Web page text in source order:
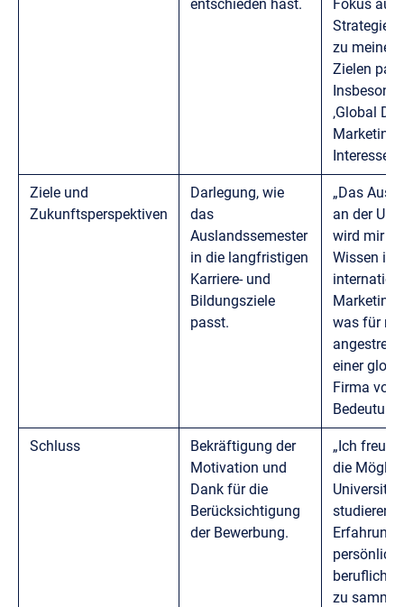
entschieden hast.
Fokus auf
zu meinen
Zielen
‚Global
Interesse
Ziele und
Zukunftsperspektiven
Darlegung, wie
das
Auslandssemester
in die langfristigen
Karriere- und
Bildungsziele
passt.
„Das
an der
wird mir
Wissen im
Marketing
was für
einer
Firma von
Bedeutung
Schluss
Bekräftigung der
Motivation und
Dank für die
Berücksichtigung
der Bewerbung.
„Ich freue
die
Universität
studieren
berufliche
zu